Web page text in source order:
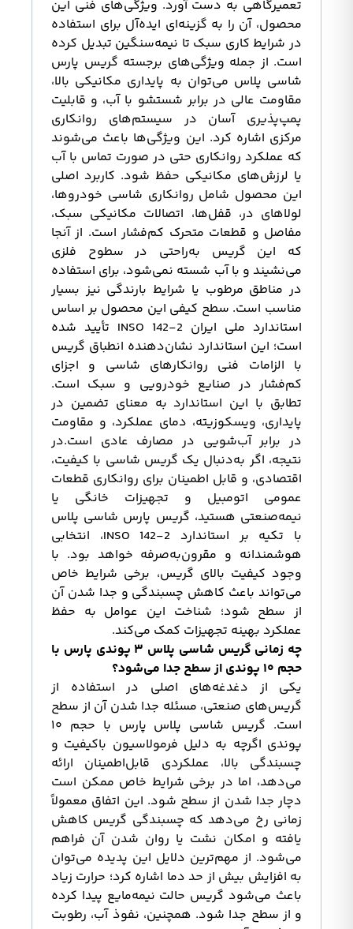
تعمیرگاهی به دست آورد. ویژگی‌های فنی این
محصول، آن را به گزینه‌ای ایده‌آل برای استفاده
در شرایط کاری سبک تا نیمه‌سنگین تبدیل کرده
است. از جمله ویژگی‌های برجسته گریس پارس
شاسی پلاس می‌توان به پایداری مکانیکی بالا،
مقاومت عالی در برابر شستشو با آب، و قابلیت
پمپ‌پذیری آسان در سیستم‌های روانکاری
مرکزی اشاره کرد. این ویژگی‌ها باعث می‌شوند
که عملکرد روانکاری حتی در صورت تماس با آب
یا لرزش‌های مکانیکی حفظ شود. کاربرد اصلی
این محصول شامل روانکاری شاسی خودروها،
لولاهای در، قفل‌ها، اتصالات مکانیکی سبک،
مفاصل و قطعات متحرک کم‌فشار است. از آنجا
که این گریس به‌راحتی در سطوح فلزی
می‌نشیند و با آب شسته نمی‌شود، برای استفاده
در مناطق مرطوب یا شرایط بارندگی نیز بسیار
مناسب است. سطح کیفی این محصول بر اساس
استاندارد ملی ایران INSO 142-2 تأیید شده
است؛ این استاندارد نشان‌دهنده انطباق گریس
با الزامات فنی روانکارهای شاسی و اجزای
کم‌فشار در صنایع خودرویی و سبک است.
تطابق با این استاندارد به معنای تضمین در
پایداری، ویسکوزیته، دمای عملکرد، و مقاومت
در برابر آب‌شویی در مصارف عادی است.در
نتیجه، اگر به‌دنبال یک گریس شاسی با کیفیت،
اقتصادی، و قابل اطمینان برای روانکاری قطعات
عمومی اتومبیل و تجهیزات خانگی یا
نیمه‌صنعتی هستید، گریس پارس شاسی پلاس
با تکیه بر استاندارد INSO 142-2، انتخابی
هوشمندانه و مقرون‌به‌صرفه خواهد بود. با
وجود کیفیت بالای گریس، برخی شرایط خاص
می‌تواند باعث کاهش چسبندگی و جدا شدن آن
از سطح شود؛ شناخت این عوامل به حفظ
عملکرد بهینه تجهیزات کمک می‌کند.
چه زمانی گریس شاسی پلاس ۳ پوندی پارس با
حجم ۱۰ پوندی از سطح جدا می‌شود؟
یکی از دغدغه‌های اصلی در استفاده از
گریس‌های صنعتی، مسئله جدا شدن آن از سطح
است. گریس شاسی پلاس پارس با حجم ۱۰
پوندی اگرچه به دلیل فرمولاسیون باکیفیت و
چسبندگی بالا، عملکردی قابل‌اطمینان ارائه
می‌دهد، اما در برخی شرایط خاص ممکن است
دچار جدا شدن از سطح شود. این اتفاق معمولاً
زمانی رخ می‌دهد که چسبندگی گریس کاهش
یافته و امکان نشت یا روان شدن آن فراهم
می‌شود. از مهم‌ترین دلایل این پدیده می‌توان
به افزایش بیش از حد دما اشاره کرد؛ حرارت زیاد
باعث می‌شود گریس حالت نیمه‌مایع پیدا کرده
و از سطح جدا شود. همچنین، نفوذ آب، رطوبت